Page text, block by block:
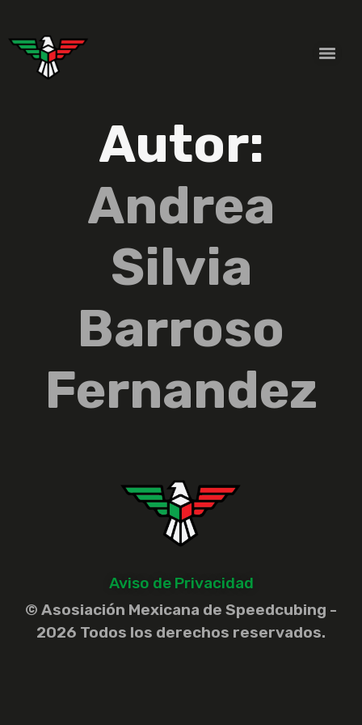
Autor:
Andrea
Silvia
Barroso
Fernandez
Aviso de Privacidad
© Asosiación Mexicana de Speedcubing -
2026 Todos los derechos reservados.